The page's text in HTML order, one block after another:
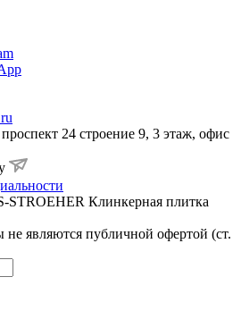
24 строение 9, 3 этаж, офис
Клинкерная плитка
не являются публичной офертой (ст.